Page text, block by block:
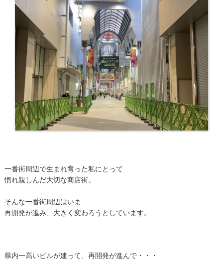
一番街周辺で生まれ育った私にとって
慣れ親しんだ大切な商店街。
そんな一番街周辺はいま
再開発が進み、大きく変わろうとしています。
県内一高いビルが建って、再開発が進んで・・・